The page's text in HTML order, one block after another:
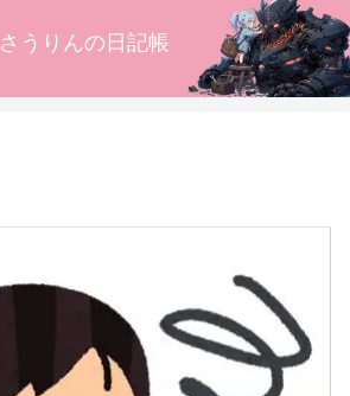
さうりんの日記帳